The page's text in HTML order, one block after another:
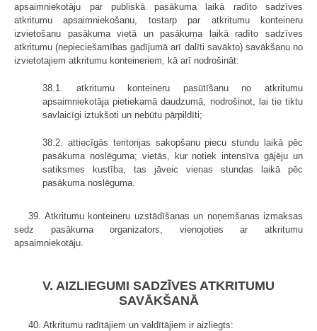
apsaimniekotāju par publiskā pasākuma laikā radīto sadzīves
atkritumu apsaimniekošanu, tostarp par atkritumu konteineru
izvietošanu pasākuma vietā un pasākuma laikā radīto sadzīves
atkritumu (nepieciešamības gadījumā arī dalīti savākto) savākšanu no
izvietotajiem atkritumu konteineriem, kā arī nodrošināt:
38.1. atkritumu konteineru pasūtīšanu no atkritumu
apsaimniekotāja pietiekamā daudzumā, nodrošinot, lai tie tiktu
savlaicīgi iztukšoti un nebūtu pārpildīti;
38.2. attiecīgās teritorijas sakopšanu piecu stundu laikā pēc
pasākuma noslēguma; vietās, kur notiek intensīva gājēju un
satiksmes kustība, tas jāveic vienas stundas laikā pēc
pasākuma noslēguma.
39. Atkritumu konteineru uzstādīšanas un noņemšanas izmaksas
sedz pasākuma organizators, vienojoties ar atkritumu
apsaimniekotāju.
V. AIZLIEGUMI SADZĪVES ATKRITUMU
SAVĀKŠANĀ
40. Atkritumu radītājiem un valdītājiem ir aizliegts: